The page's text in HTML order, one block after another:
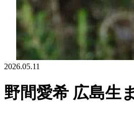
2026.05.11
野間愛希 広島生